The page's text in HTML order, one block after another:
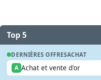
Top 5
DERNIÈRES OFFRESACHAT
A Achat et vente d'or